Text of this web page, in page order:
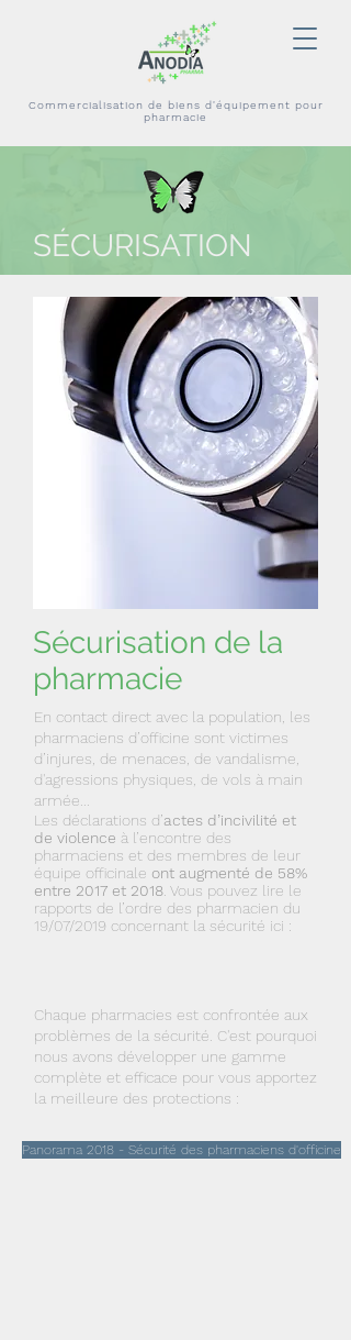
Commercialisation de biens d'équipement pour
pharmacie
SÉCURISATION
Sécurisation de la
pharmacie
En contact direct avec la population, les
pharmaciens d’officine sont victimes
d’injures, de menaces, de vandalisme,
d'agressions physiques, de vols à main
armée...
Les déclarations d’actes d’incivilité et
de violence à l’encontre des
pharmaciens et des membres de leur
équipe officinale ont augmenté de 58%
entre 2017 et 2018 . Vous pouvez lire le
rapports de l’ordre des pharmacien du
19/07/2019 concernant la sécurité ici :
Chaque pharmacies est confrontée aux
problèmes de la sécurité. C'est pourquoi
nous avons développer une gamme
complète et efficace pour vous apportez
la meilleure des protections :
Panorama 2018 - Sécurité des pharmaciens d'officine